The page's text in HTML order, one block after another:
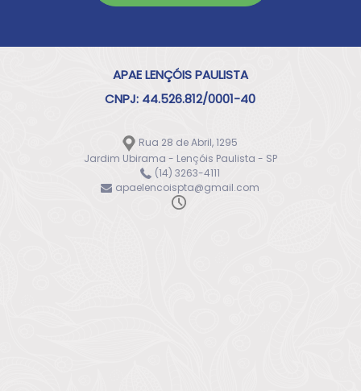
APAE LENÇÓIS PAULISTA
CNPJ: 44.526.812/0001-40
Rua 28 de Abril, 1295
Jardim Ubirama - Lençóis Paulista - SP
(14) 3263-4111
apaelencoispta@gmail.com